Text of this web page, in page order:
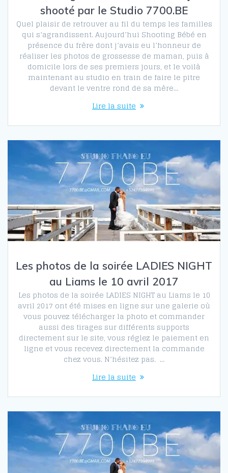
shooté par le Studio 7700.BE
Quel plaisir de retrouver au fil du temps les familles
qui s’agrandissent. Aujourd’hui Shooting Bébé en
présence du frère dont j’avais eu l’honneur de
réaliser les photos de grossesse de maman, puis à
domicile lors de ses premiers jours, et le voilà
maintenant au studio en train de faire le pitre
devant le ventre rond de sa mère…
Lire la suite
Les photos de la soirée LADIES NIGHT
au Liams le 10 avril 2017
Les photos de la soirée LADIES NIGHT au Liams le 10
avril 2017 ont été mises en ligne sur une galerie où
vous pouvez télécharger la photo et commander
aussi des tirages sur différents supports
directement sur le site, vous réglez le paiement en
ligne et vous recevez directement la commande
chez vous. N’hésitez pas. …
Lire la suite